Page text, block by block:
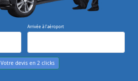
Arrivée à l'aéroport
Votre devis en 2 clicks